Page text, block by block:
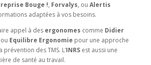
Bouge !, Forvalys, ou Alertis
adaptées à vos besoins.
appel à des ergonomes comme Didier
ou Equilibre Ergonomie pour une approche
des TMS. L’INRSest aussi une
de santé au travail.